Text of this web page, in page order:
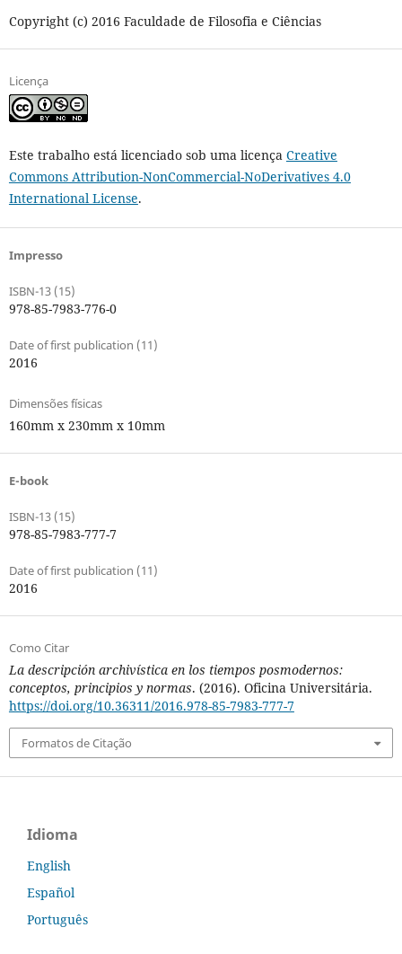
Copyright (c) 2016 Faculdade de Filosofia e Ciências
Licença
Este trabalho está licenciado sob uma licença Creative
Commons Attribution-NonCommercial-NoDerivatives 4.0
International License.
Impresso
ISBN-13 (15)
978-85-7983-776-0
Date of first publication (11)
2016
Dimensões físicas
160mm x 230mm x 10mm
E-book
ISBN-13 (15)
978-85-7983-777-7
Date of first publication (11)
2016
Como Citar
La descripción archivística en los tiempos posmodernos:
conceptos, principios y normas. (2016). Oficina Universitária.
https://doi.org/10.36311/2016.978-85-7983-777-7
Formatos de Citação
Idioma
English
Español
Português